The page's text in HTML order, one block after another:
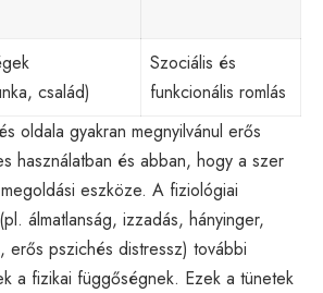
család)
Szociális és
funkcionális romlás
oldala gyakran megnyilvánul erős
használatban és abban, hogy a szer
eszköze. A fiziológiai
álmatlanság, izzadás, hányinger,
erős pszichés distressz) további
a fizikai függőségnek. Ezek a tünetek